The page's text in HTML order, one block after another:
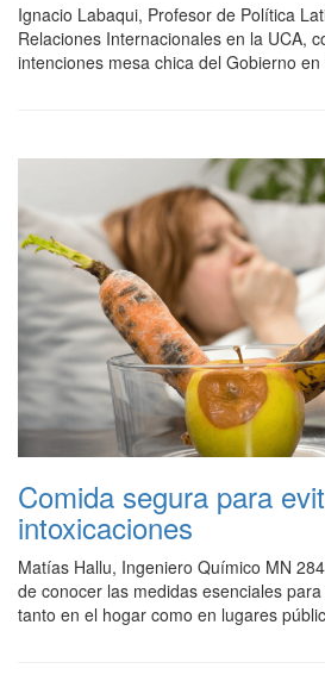
Ignacio Labaqui, Profesor de Política
Relaciones Internacionales en la UCA,
intenciones mesa chica del Gobierno
Comida segura para
intoxicaciones
Matías Hallu, Ingeniero Químico MN
de conocer las medidas esenciales
tanto en el hogar como en lugares